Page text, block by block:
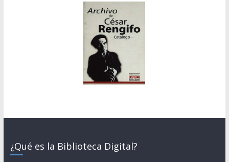
¿Qué es la Biblioteca Digital?